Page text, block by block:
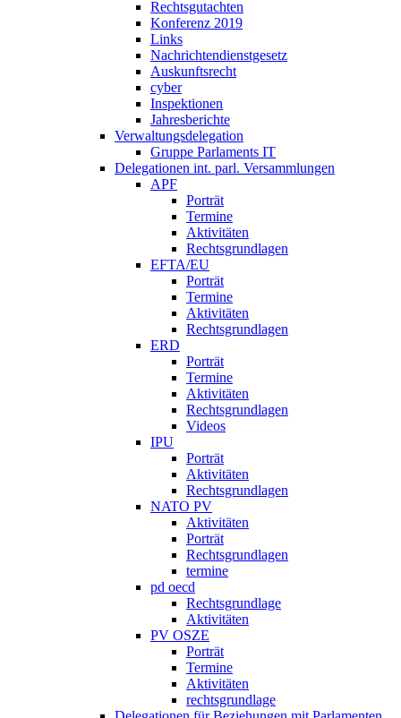
Rechtsgutachten
Konferenz 2019
Links
Nachrichtendienstgesetz
Auskunftsrecht
cyber
Inspektionen
Jahresberichte
Verwaltungsdelegation
Gruppe Parlaments IT
Delegationen int. parl. Versammlungen
APF
Porträt
Termine
Aktivitäten
Rechtsgrundlagen
EFTA/EU
Porträt
Termine
Aktivitäten
Rechtsgrundlagen
ERD
Porträt
Termine
Aktivitäten
Rechtsgrundlagen
Videos
IPU
Porträt
Aktivitäten
Rechtsgrundlagen
NATO PV
Aktivitäten
Porträt
Rechtsgrundlagen
termine
pd oecd
Rechtsgrundlage
Aktivitäten
PV OSZE
Porträt
Termine
Aktivitäten
rechtsgrundlage